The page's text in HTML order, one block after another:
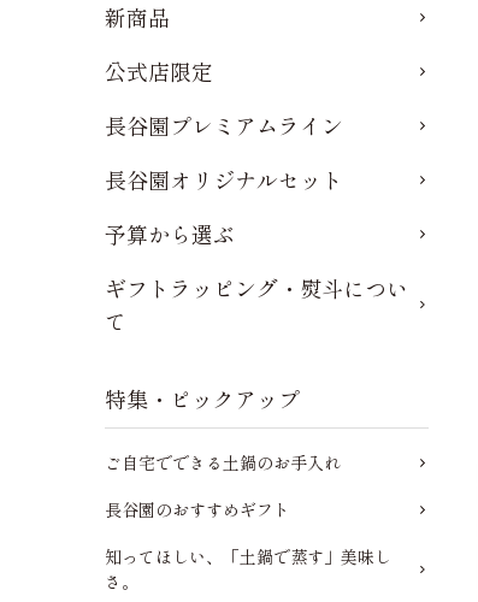
新商品
公式店限定
長谷園プレミアムライン
長谷園オリジナルセット
予算から選ぶ
ギフトラッピング・熨斗につい
て
特集・ピックアップ
ご自宅でできる土鍋のお手入れ
長谷園のおすすめギフト
知ってほしい、「土鍋で蒸す」美味し
さ。